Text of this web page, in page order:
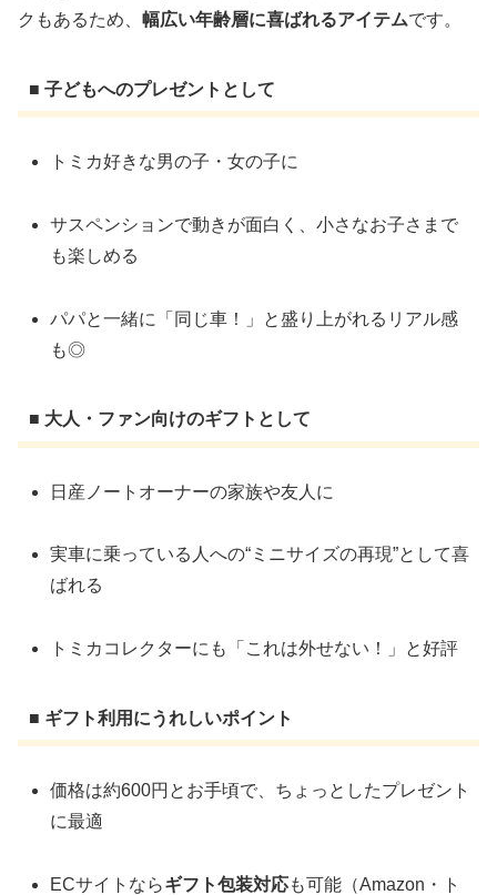
クもあるため、 幅広い年齢層に喜ばれるアイテムです。
■ 子どもへのプレゼントとして
トミカ好きな男の子・女の子に
サスペンションで動きが面白く、小さなお子さまで
も楽しめる
パパと一緒に「同じ車！」と盛り上がれるリアル感
も◎
■ 大人・ファン向けのギフトとして
日産ノートオーナーの家族や友人に
実車に乗っている人への“ミニサイズの再現”として喜
ばれる
トミカコレクターにも「これは外せない！」と好評
■ ギフト利用にうれしいポイント
価格は約600円とお手頃で、ちょっとしたプレゼント
に最適
ECサイトならギフト包装対応も可能（Amazon・ト